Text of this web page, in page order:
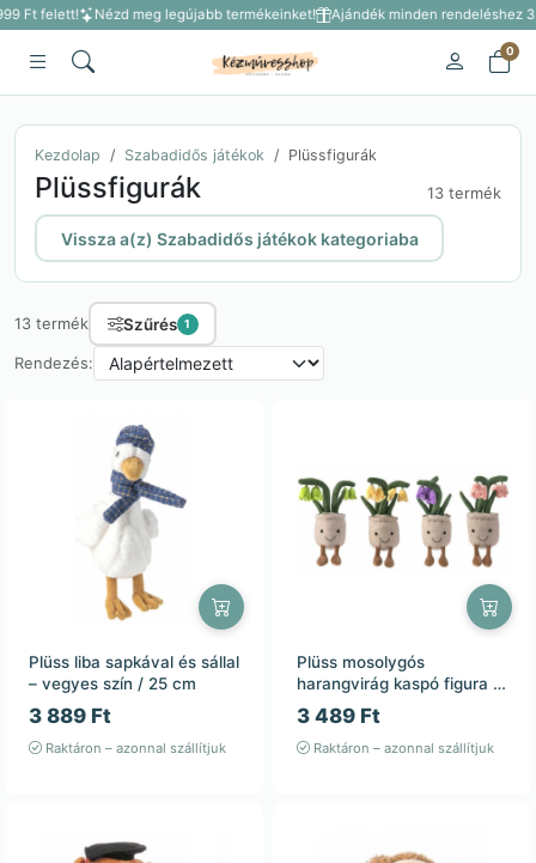
Ft felett! Nézd meg legújabb termékeinket! Ajándék minden rendeléshez 3
0
Kezdolap Szabadidős játékok Plüssfigurák
Plüssfigurák 13 termék
Vissza a(z) Szabadidős játékok kategoriaba
13 termék Szűrés 1
Rendezés:
Plüss liba sapkával és sállal
– vegyes szín / 25 cm
3 889 Ft
Raktáron – azonnal szállítjuk
Plüss mosolygós
harangvirág kaspó figura –
vegyes színek – 28 cm
3 489 Ft
Raktáron – azonnal szállítjuk